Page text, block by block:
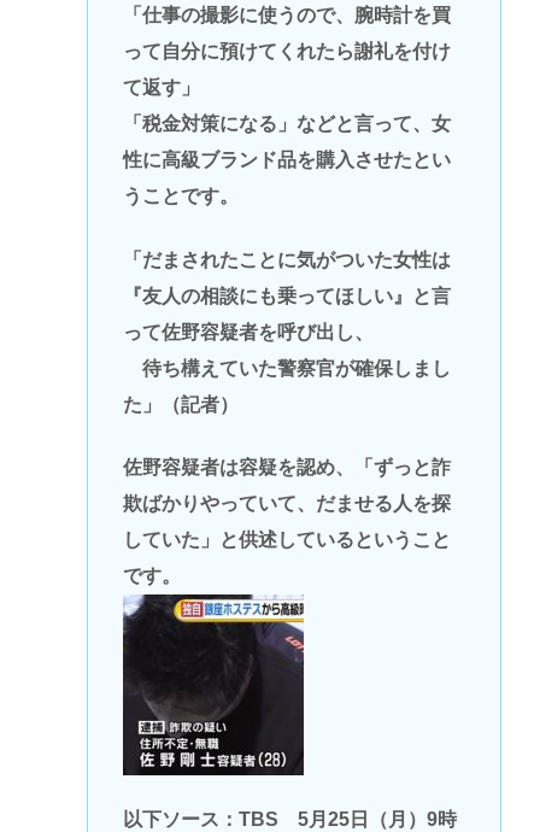
「仕事の撮影に使うので、腕時計を買
って自分に預けてくれたら謝礼を付け
て返す」
「税金対策になる」などと言って、女
性に高級ブランド品を購入させたとい
うことです。
「だまされたことに気がついた女性は
『友人の相談にも乗ってほしい』と言
って佐野容疑者を呼び出し、
待ち構えていた警察官が確保しまし
た」（記者）
佐野容疑者は容疑を認め、「ずっと詐
欺ばかりやっていて、だませる人を探
していた」と供述しているということ
です。
以下ソース：TBS 5月25日（月）9時